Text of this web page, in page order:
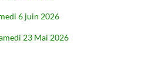
6 juin 2026
23 Mai 2026